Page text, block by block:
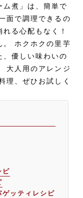
ム煮」は、簡単で
面で調理できるの
る心配もなく！
。 ホクホクの里芋
優しい味わいの
大人用のアレンジ
理、ぜひお試しく
ピ
ッティレシピ